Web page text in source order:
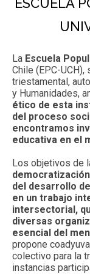
La Escuela
Chile (EPC-
triestamental,
y Humanidades,
ético de esta
del proceso
encontramos
educativa en el
Los objetivos de
del desarrollo
en un trabajo
intersectorial,
diversas
esencial del
propone
colectivo para la
instancias